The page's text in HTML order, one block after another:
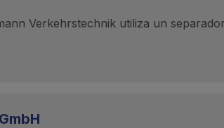
Verkehrstechnik utiliza un